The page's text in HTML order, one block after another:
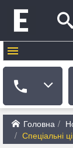
Головна
Спеціальні